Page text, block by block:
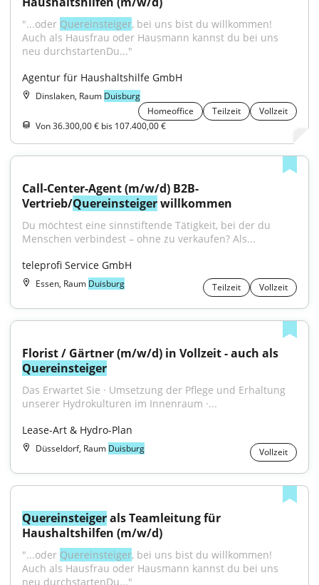
"...oder Quereinsteiger, bei uns bist du willkommen!
Auch als Hausfrau oder Hausmann kannst du bei uns
neu durchstartenDu..."
Agentur für Haushaltshilfe GmbH
Dinslaken, Raum Duisburg
Homeoffice
Teilzeit
Vollzeit
Von 36.300,00 € bis 107.400,00 €
Call-Center-Agent (m/w/d) B2B-
Vertrieb/Quereinsteiger willkommen
Du möchtest eine sinnstiftende Tätigkeit, bei der du
Menschen verbindest – ohne zu verkaufen? Als...
teleprofi Service GmbH
Essen, Raum Duisburg Teilzeit Vollzeit
Quereinsteiger
Das Erwartet Sie · Umsetzung der Pflege und Erhaltung
unserer Hydrokulturen im Innenraum ·...
Lease-Art & Hydro-Plan
Düsseldorf, Raum Duisburg Vollzeit
Quereinsteiger als Teamleitung für
Haushaltshilfen (m/w/d)
"...oder Quereinsteiger, bei uns bist du willkommen!
Auch als Hausfrau oder Hausmann kannst du bei uns
neu durchstartenDu..."